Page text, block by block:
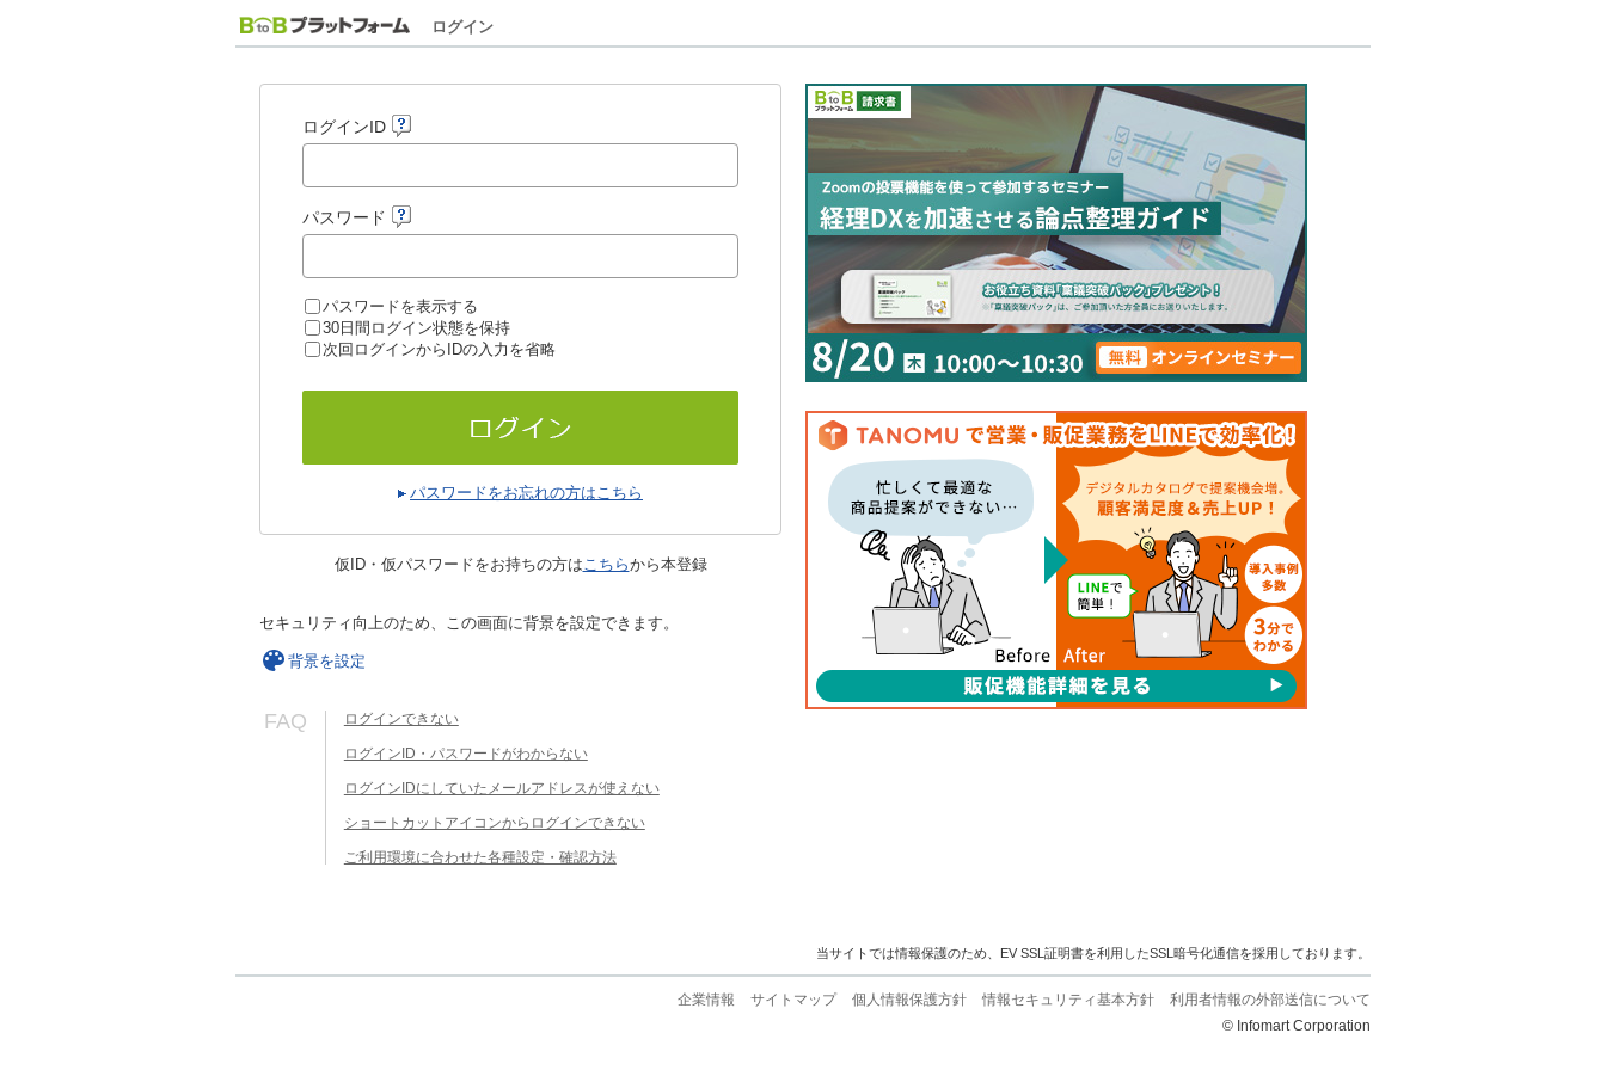
ログイン
ログインID
パスワード
パスワードを表示する
30日間ログイン状態を保持
次回ログインからIDの入力を省略
パスワードをお忘れの方はこちら
仮ID・仮パスワードをお持ちの方はこちらから本登録
セキュリティ向上のため、この画面に背景を設定できます。
背景を設定
FAQ ログインできない
ログインID・パスワードがわからない
ログインIDにしていたメールアドレスが使えない
ショートカットアイコンからログインできない
ご利用環境に合わせた各種設定・確認方法
当サイトでは情報保護のため、EV SSL証明書を利用したSSL暗号化通信を採用しております。
企業情報 サイトマップ 個人情報保護方針 情報セキュリティ基本方針
利用者情報の外部送信について
© Infomart Corporation